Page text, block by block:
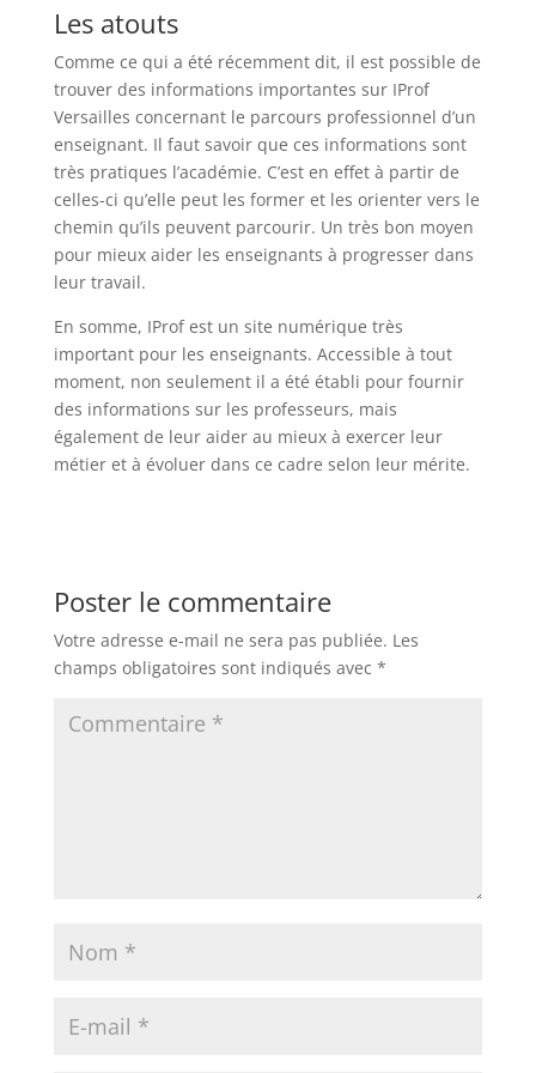
Les atouts
Comme ce qui a été récemment dit, il est possible de
trouver des informations importantes sur IProf
Versailles concernant le parcours professionnel d’un
enseignant. Il faut savoir que ces informations sont
très pratiques l’académie. C’est en effet à partir de
celles-ci qu’elle peut les former et les orienter vers le
chemin qu’ils peuvent parcourir. Un très bon moyen
pour mieux aider les enseignants à progresser dans
leur travail.
En somme, IProf est un site numérique très
important pour les enseignants. Accessible à tout
moment, non seulement il a été établi pour fournir
des informations sur les professeurs, mais
également de leur aider au mieux à exercer leur
métier et à évoluer dans ce cadre selon leur mérite.
Poster le commentaire
Votre adresse e-mail ne sera pas publiée. Les
champs obligatoires sont indiqués avec *